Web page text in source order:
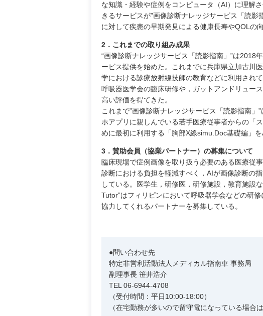
な知識・経験や症例をコンピュータ（AI）に理解
きるサービスが”画像診断ナレッジサービス「読
に対して疾患の早期発見による健康長寿やQOLの
2．これまでの取り組み成果
“画像診断ナレッジサービス「読影指南」”は2018
ービス提供を始めた。これまでに兵庫県立加古川
学における診療放射線技師の教育などに利用され
呼吸器医学会の臨床研修や，ガットアンドリュー
高い評価を得てきた。
これまで”画像診断ナレッジサービス「読影指南
ホアプリに親しんでいる若手医療従事者からの「
めに最初に利用する「胸部X線simu.Doc基礎編」
3．賛助会員（協業パートナー）の募集について
臨床現場で症例画像を取り扱う必要のある医療従
診断における負担を軽減すべく，AIが画像診断の
している。医学生，研修医，研修施設，教育施設
Tutor”はフィリピンにおいて呼吸器学会などの研
協力してくれるパートナーを募集している。
●問い合わせ先
特定非営利活動法人メディカル指南車 事務局
副理事長 笹井浩介
TEL 06-6944-4708
（受付時間：平日10:00-18:00）
（在宅勤務が多いので留守電になっている場合